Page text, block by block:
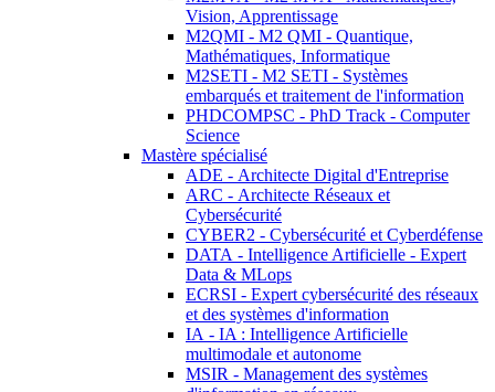
Vision, Apprentissage
M2QMI - M2 QMI - Quantique,
Mathématiques, Informatique
M2SETI - M2 SETI - Systèmes
embarqués et traitement de l'information
PHDCOMPSC - PhD Track - Computer
Science
Mastère spécialisé
ADE - Architecte Digital d'Entreprise
ARC - Architecte Réseaux et
Cybersécurité
CYBER2 - Cybersécurité et Cyberdéfense
DATA - Intelligence Artificielle - Expert
Data & MLops
ECRSI - Expert cybersécurité des réseaux
et des systèmes d'information
IA - IA : Intelligence Artificielle
multimodale et autonome
MSIR - Management des systèmes